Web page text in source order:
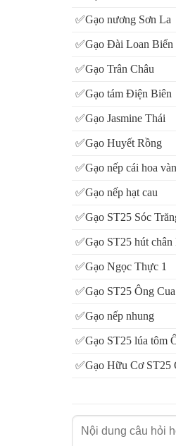
✅Gạo nương Sơn La
✅Gạo Đài Loan Biển
✅Gạo Trân Châu
✅Gạo tám Điện Biên
✅Gạo Jasmine Thái
✅Gạo Huyết Rồng
✅Gạo nếp cái hoa
✅Gạo nếp hạt cau
✅Gạo ST25 Sóc
✅Gạo ST25 hút chân
✅Gạo Ngọc Thực 1
✅Gạo ST25 Ông
✅Gạo nếp nhung
✅Gạo ST25 lúa tôm
✅Gạo Hữu Cơ ST25